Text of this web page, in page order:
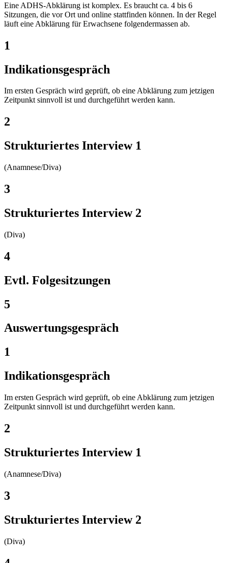
Eine ADHS-Abklärung ist komplex. Es braucht ca. 4 bis 6
Sitzungen, die vor Ort und online stattfinden können. In der Regel
läuft eine Abklärung für Erwachsene folgendermassen ab.
1
Indikationsgespräch
Im ersten Gespräch wird geprüft, ob eine Abklärung zum jetzigen
Zeitpunkt sinnvoll ist und durchgeführt werden kann.
2
Strukturiertes Interview 1
(Anamnese/Diva)
3
Strukturiertes Interview 2
(Diva)
4
Evtl. Folgesitzungen
5
Auswertungsgespräch
1
Indikationsgespräch
Im ersten Gespräch wird geprüft, ob eine Abklärung zum jetzigen
Zeitpunkt sinnvoll ist und durchgeführt werden kann.
2
Strukturiertes Interview 1
(Anamnese/Diva)
3
Strukturiertes Interview 2
(Diva)